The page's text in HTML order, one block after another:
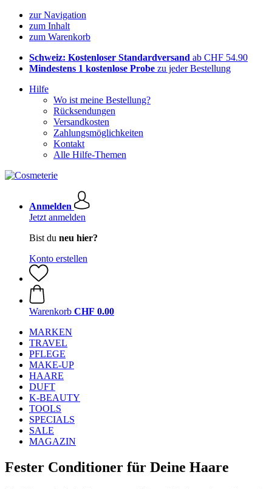
zur Navigation
zum Inhalt
zum Warenkorb
Schweiz: Kostenloser Standardversand ab CHF 54.90
Mindestens 1 kostenlose Probe zu jeder Bestellung
Hilfe
Wo ist meine Bestellung?
Rücksendungen
Versandkosten
Zahlungsmöglichkeiten
Kontakt
Alle Hilfe-Themen
Anmelden
Jetzt anmelden
Bist du neu hier?
Konto erstellen
Warenkorb CHF 0.00
MARKEN
TRAVEL
PFLEGE
MAKE-UP
HAARE
DUFT
K-BEAUTY
TOOLS
SPECIALS
SALE
MAGAZIN
Fester Conditioner für Deine Haare